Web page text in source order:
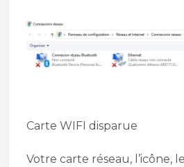
Carte WIFI disparue
Votre carte réseau, l’icône,